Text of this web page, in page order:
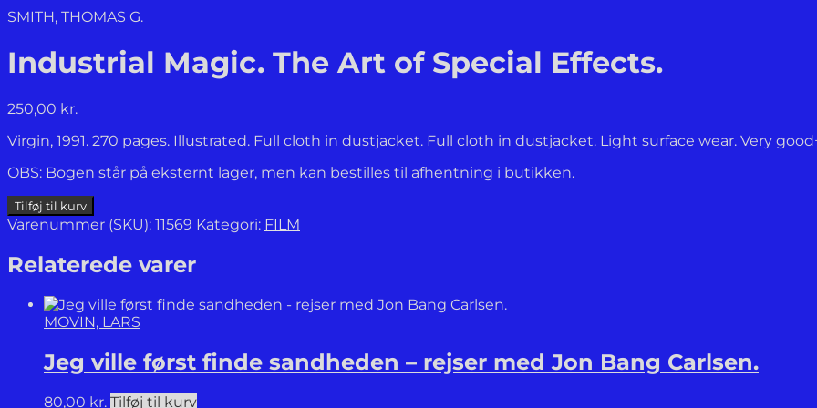
SMITH, THOMAS G.
Industrial Magic. The Art of Special Effects.
250,00 kr.
Virgin, 1991. 270 pages. Illustrated. Full cloth in dustjacket. Full cloth in dustjacket. Light surface wear. Very
OBS: Bogen står på eksternt lager, men kan bestilles til afhentning i butikken.
Industrial
Magic.
Art
of
Effects.
Tilføj til kurv
Varenummer (SKU): 11569 Kategori: FILM
Relaterede varer
MOVIN, LARS
Jeg ville først finde sandheden – rejser med Jon Bang Carlsen.
80,00 kr. Tilføj til kurv